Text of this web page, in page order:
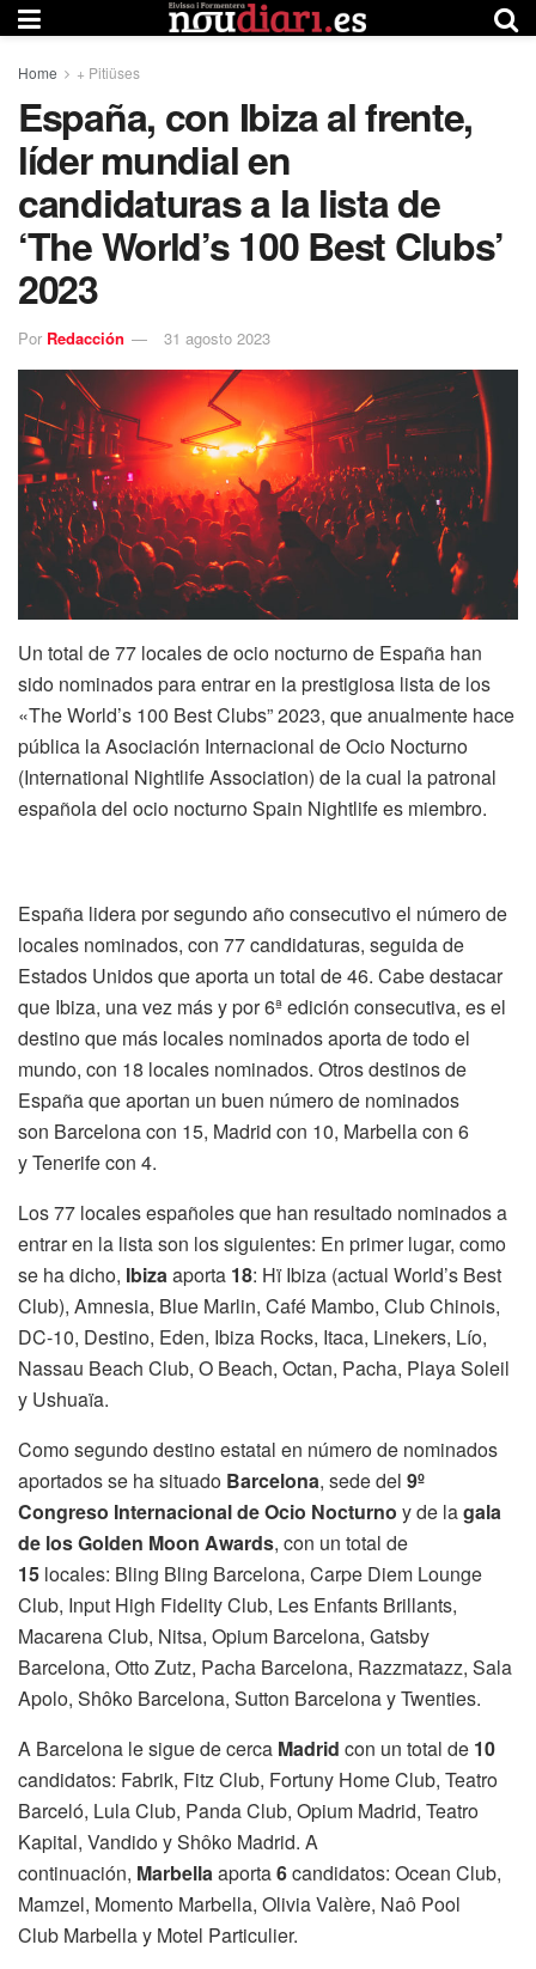
Home + Pitiüses
España, con Ibiza al frente,
líder mundial en
candidaturas a la lista de
‘The World’s 100 Best Clubs’
2023
Por Redacción 31 agosto 2023
Un total de 77 locales de ocio nocturno de España han
sido nominados para entrar en la prestigiosa lista de los
«The World’s 100 Best Clubs” 2023, que anualmente hace
pública la Asociación Internacional de Ocio Nocturno
(International Nightlife Association) de la cual la patronal
española del ocio nocturno Spain Nightlife es miembro.
España lidera por segundo año consecutivo el número de
locales nominados, con 77 candidaturas, seguida de
Estados Unidos que aporta un total de 46. Cabe destacar
que Ibiza, una vez más y por 6ª edición consecutiva, es el
destino que más locales nominados aporta de todo el
mundo, con 18 locales nominados. Otros destinos de
España que aportan un buen número de nominados
son Barcelona con 15, Madrid con 10, Marbella con 6
y Tenerife con 4.
Los 77 locales españoles que han resultado nominados a
entrar en la lista son los siguientes: En primer lugar, como
se ha dicho, Ibizaaporta 18: Hï Ibiza (actual World’s Best
Club), Amnesia, Blue Marlin, Café Mambo, Club Chinois,
DC-10, Destino, Eden, Ibiza Rocks, Itaca, Linekers, Lío,
Nassau Beach Club, O Beach, Octan, Pacha, Playa Soleil
y Ushuaïa.
Como segundo destino estatal en número de nominados
aportados se ha situado Barcelona, sede del 9º
Congreso Internacional de Ocio Nocturno y de lagala
de los Golden Moon Awards, con un total de
15 locales: Bling Bling Barcelona, Carpe Diem Lounge
Club, Input High Fidelity Club, Les Enfants Brillants,
Macarena Club, Nitsa, Opium Barcelona, Gatsby
Barcelona, Otto Zutz, Pacha Barcelona, Razzmatazz, Sala
Apolo, Shôko Barcelona, Sutton Barcelona y Twenties.
A Barcelona le sigue de cerca Madrid con un total de 10
candidatos: Fabrik, Fitz Club, Fortuny Home Club, Teatro
Barceló, Lula Club, Panda Club, Opium Madrid, Teatro
Kapital, Vandido y Shôko Madrid. A
continuación, Marbellaaporta6candidatos: Ocean Club,
Mamzel, Momento Marbella, Olivia Valère, Naô Pool
Club Marbella y Motel Particulier.